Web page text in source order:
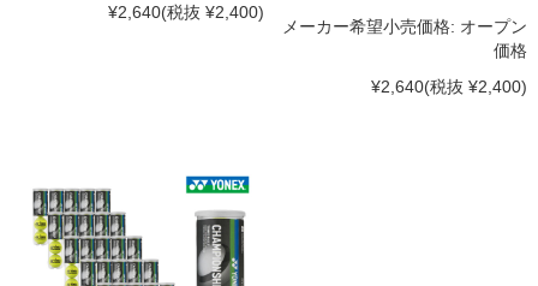
¥2,640(税抜 ¥2,400)
メーカー希望小売価格: オープン
価格
¥2,640(税抜 ¥2,400)